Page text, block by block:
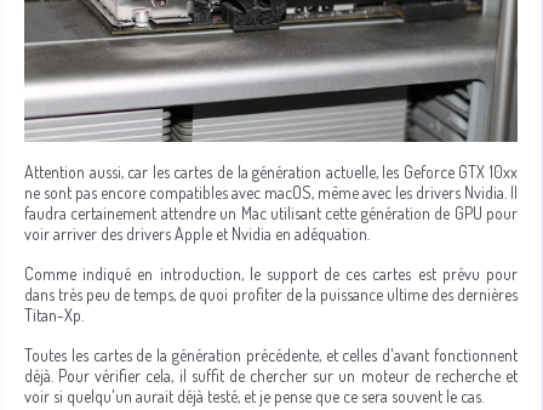
Attention aussi, car les cartes de la génération actuelle, les Geforce GTX 10xx
ne sont pas encore compatibles avec macOS, même avec les drivers Nvidia. Il
faudra certainement attendre un Mac utilisant cette génération de GPU pour
voir arriver des drivers Apple et Nvidia en adéquation.
Comme indiqué en introduction, le support de ces cartes est prévu pour
dans très peu de temps, de quoi profiter de la puissance ultime des dernières
Titan-Xp.
Toutes les cartes de la génération précédente, et celles d'avant fonctionnent
déjà. Pour vérifier cela, il suffit de chercher sur un moteur de recherche et
voir si quelqu'un aurait déjà testé, et je pense que ce sera souvent le cas.